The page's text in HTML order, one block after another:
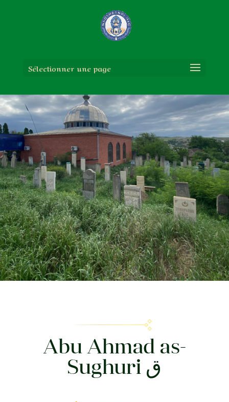
Sélectionner une page
Abu Ahmad as-
Sughuri ق